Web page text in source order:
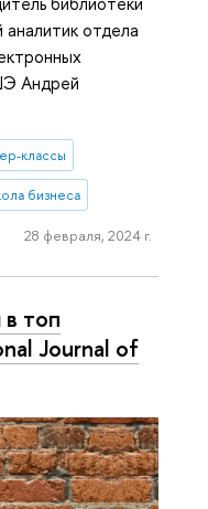
отдела
Андрей
классы
бизнеса
28 февраля, 2024 г.
топ
Journal of